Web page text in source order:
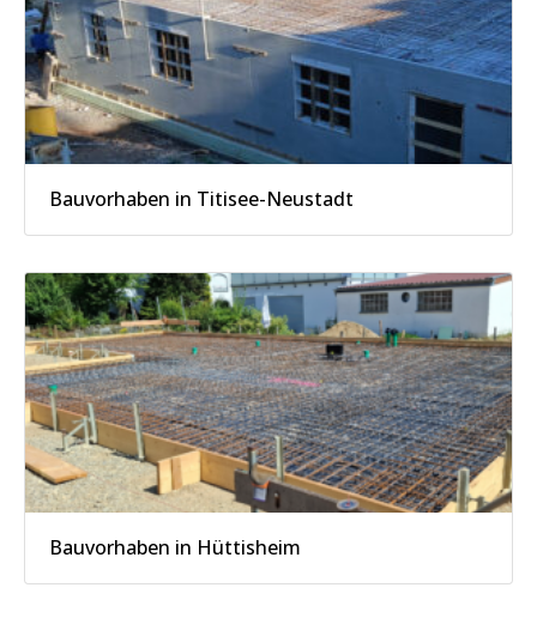
Bauvorhaben in Titisee-Neustadt
Bauvorhaben in Hüttisheim